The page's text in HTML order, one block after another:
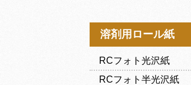
溶剤用ロール紙
RCフォト光沢紙
RCフォト半光沢紙